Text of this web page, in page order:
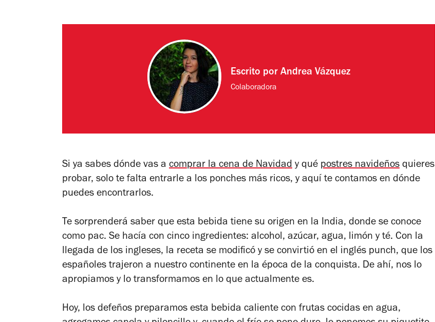
Escrito por Andrea Vázquez
Colaboradora
Si ya sabes dónde vas a comprar la cena de Navidad y qué postres navideños quieres
probar, solo te falta entrarle a los ponches más ricos, y aquí te contamos en dónde
puedes encontrarlos.
Te sorprenderá saber que esta bebida tiene su origen en la India, donde se conoce
como pac. Se hacía con cinco ingredientes: alcohol, azúcar, agua, limón y té. Con la
llegada de los ingleses, la receta se modificó y se convirtió en el inglés punch, que los
españoles trajeron a nuestro continente en la época de la conquista. De ahí, nos lo
apropiamos y lo transformamos en lo que actualmente es.
Hoy, los defeños preparamos esta bebida caliente con frutas cocidas en agua,